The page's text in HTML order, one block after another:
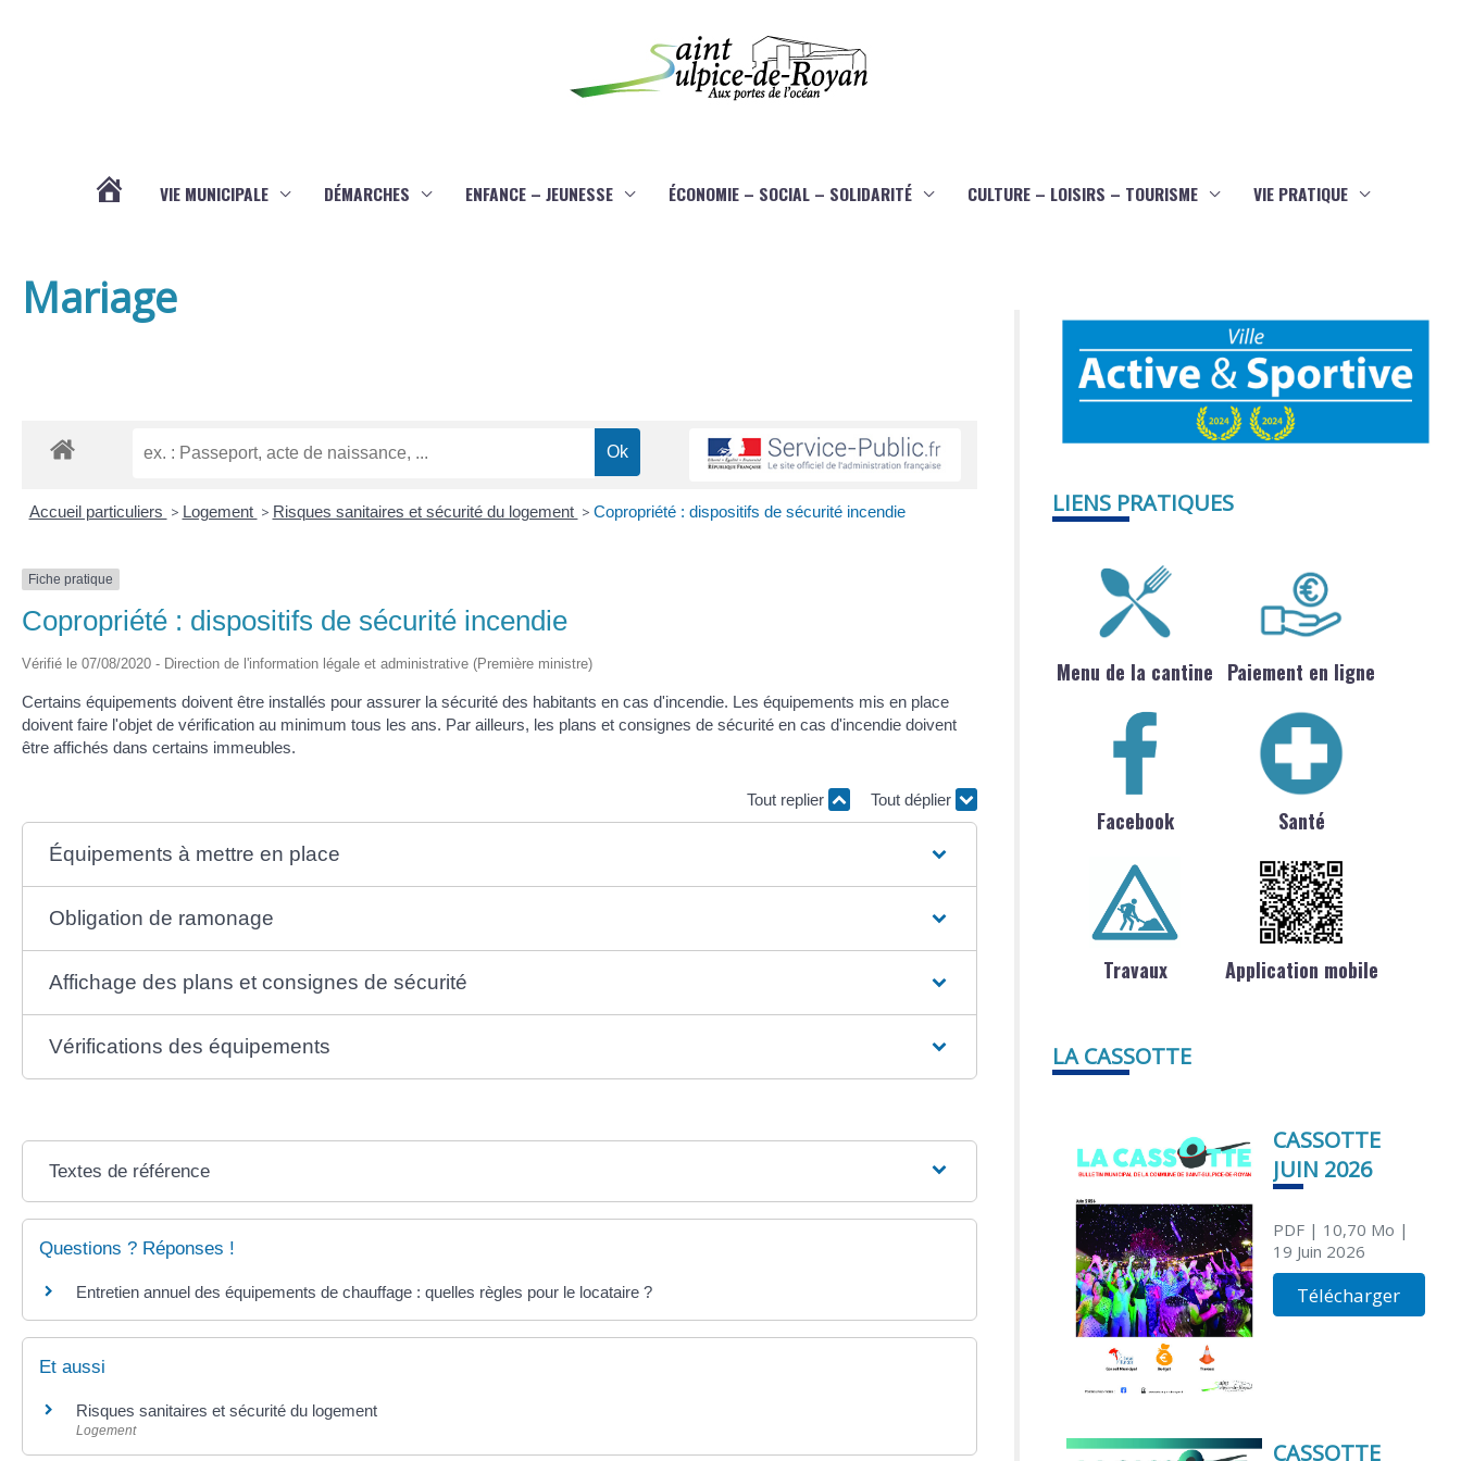
VIE MUNICIPALE DÉMARCHES ENFANCE – JEUNESSE ÉCONOMIE – SOCIAL – SOLIDARITÉ CULTURE – LOISIRS – TOURISME VIE PRATIQUE
Mariage
Accueil particuliers > Logement > Risques sanitaires et sécurité du logement > Copropriété : dispositifs de sécurité incendie
Fiche pratique
Copropriété : dispositifs de sécurité incendie
Vérifié le 07/08/2020 - Direction de l'information légale et administrative (Première ministre)
Certains équipements doivent être installés pour assurer la sécurité des habitants en cas d'incendie. Les équipements mis en place
doivent faire l'objet de vérification au minimum tous les ans. Par ailleurs, les plans et consignes de sécurité en cas d'incendie doivent
être affichés dans certains immeubles.
Tout replier Tout déplier
Équipements à mettre en place
Obligation de ramonage
Affichage des plans et consignes de sécurité
Vérifications des équipements
Textes de référence
Questions ? Réponses !
Entretien annuel des équipements de chauffage : quelles règles pour le locataire ?
Et aussi
Risques sanitaires et sécurité du logement
Logement
LIENS PRATIQUES
Menu de la cantine Paiement en ligne
Facebook Santé
Travaux Application mobile
LA CASSOTTE
CASSOTTE
JUIN 2026
PDF| 10,70 Mo |
19 Juin 2026
Télécharger
CASSOTTE